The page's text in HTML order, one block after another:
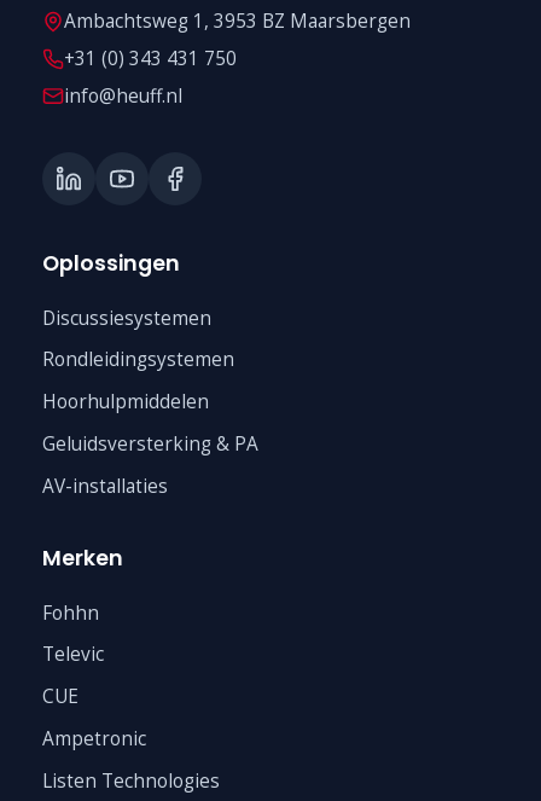
Ambachtsweg 1, 3953 BZ Maarsbergen
+31 (0) 343 431 750
info@heuff.nl
Oplossingen
Discussiesystemen
Rondleidingsystemen
Hoorhulpmiddelen
Geluidsversterking & PA
AV-installaties
Merken
Fohhn
Televic
CUE
Ampetronic
Listen Technologies